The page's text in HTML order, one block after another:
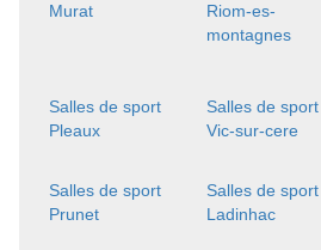
Murat
Riom-es-
montagnes
Salles de sport
Pleaux
Salles de sport
Vic-sur-cere
Salles de sport
Prunet
Salles de sport
Ladinhac